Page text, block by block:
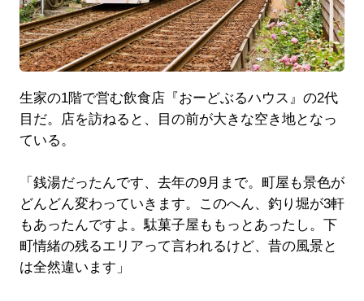
生家の1階で営む飲食店『おーどぶるハウス』の2代
目だ。店を訪ねると、目の前が大きな空き地となっ
ている。
「銭湯だったんです、去年の9月まで。町屋も景色が
どんどん変わっていきます。このへん、釣り堀が3軒
もあったんですよ。駄菓子屋ももっとあったし。下
町情緒の残るエリアって言われるけど、昔の風景と
は全然違います」